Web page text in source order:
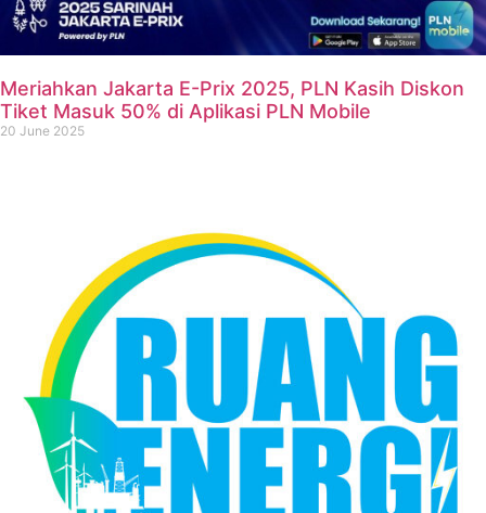
Meriahkan Jakarta E-Prix 2025, PLN Kasih Diskon
Tiket Masuk 50% di Aplikasi PLN Mobile
20 June 2025